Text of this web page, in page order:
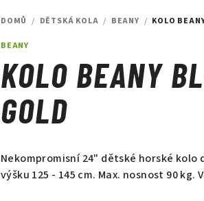
DOMŮ / DĚTSKÁ KOLA / BEANY / KOLO
BEANY
KOLO BEANY
GOLD
Nekompromisní 24" dětské horské
výšku 125 - 145 cm. Max. nosnost 90 kg.